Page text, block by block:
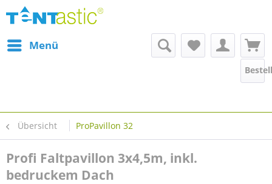
Menü
Übersicht ProPavillon 32
Profi Faltpavillon 3x4,5m, inkl.
bedruckem Dach